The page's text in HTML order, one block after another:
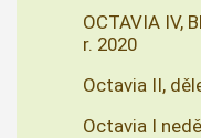
OCTAVIA IV,
r. 2020
Octavia II,
Octavia I